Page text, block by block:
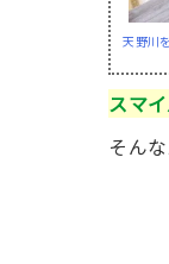
天野川
スマ
そん